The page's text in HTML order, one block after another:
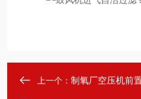
上一个： 制氧厂空压机前